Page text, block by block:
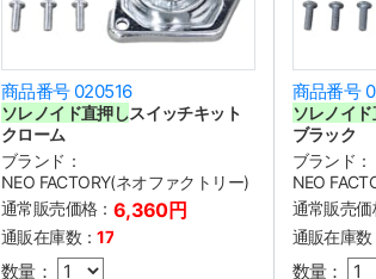
商品番号 020516
ソレノイド直押しスイッチキット
クローム
ブランド：
NEO FACTORY(ネオファクトリー)
通常販売価格： 6,360円
通販在庫数：17
数量：
商品番号
ソレノイ
ブラック
ブランド：
NEO
通常販売価
通販在庫数
数量：